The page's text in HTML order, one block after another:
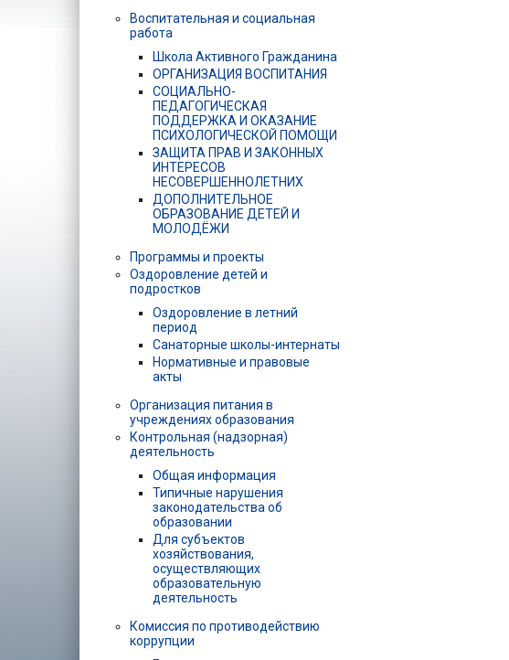
Воспитательная и социальная
работа
Школа Активного Гражданина
ОРГАНИЗАЦИЯ ВОСПИТАНИЯ
СОЦИАЛЬНО-
ПЕДАГОГИЧЕСКАЯ
ПОДДЕРЖКА И ОКАЗАНИЕ
ПСИХОЛОГИЧЕСКОЙ ПОМОЩИ
ЗАЩИТА ПРАВ И ЗАКОННЫХ
ИНТЕРЕСОВ
НЕСОВЕРШЕННОЛЕТНИХ
ДОПОЛНИТЕЛЬНОЕ
ОБРАЗОВАНИЕ ДЕТЕЙ И
МОЛОДЁЖИ
Программы и проекты
Оздоровление детей и
подростков
Оздоровление в летний
период
Санаторные школы-интернаты
Нормативные и правовые
акты
Организация питания в
учреждениях образования
Контрольная (надзорная)
деятельность
Общая информация
Типичные нарушения
законодательства об
образовании
Для субъектов
хозяйствования,
осуществляющих
образовательную
деятельность
Комиссия по противодействию
коррупции